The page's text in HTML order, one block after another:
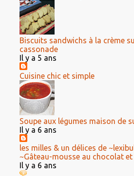
Biscuits sandwichs à la crème
cassonade
Il y a 5 ans
Cuisine chic et simple
Soupe aux légumes maison de
Il y a 6 ans
les milles & un délices de
~Gâteau-mousse au chocolat et
Il y a 6 ans